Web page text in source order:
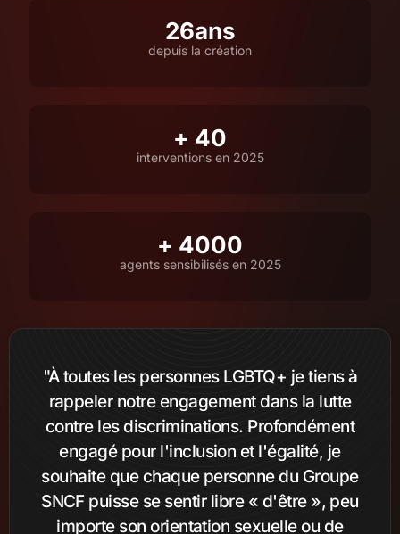
26ans
depuis la création
+ 40
interventions en 2025
+ 4000
agents sensibilisés en 2025
"À toutes les personnes LGBTQ+ je tiens à
rappeler notre engagement dans la lutte
contre les discriminations. Profondément
engagé pour l'inclusion et l'égalité, je
souhaite que chaque personne du Groupe
SNCF puisse se sentir libre « d'être », peu
importe son orientation sexuelle ou de